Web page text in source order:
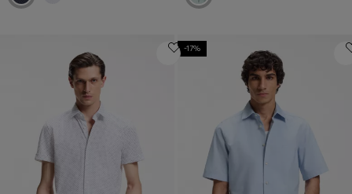
-17%